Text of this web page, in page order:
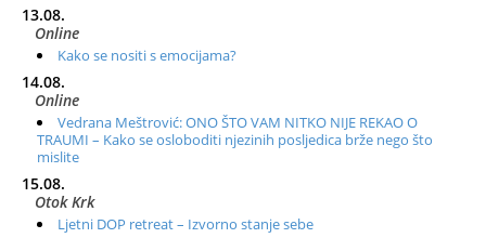
13.08.
Online
Kako se nositi s emocijama?
14.08.
Online
Vedrana Meštrović: ONO ŠTO VAM NITKO NIJE REKAO O
TRAUMI – Kako se osloboditi njezinih posljedica brže nego što
mislite
15.08.
Otok Krk
Ljetni DOP retreat – Izvorno stanje sebe